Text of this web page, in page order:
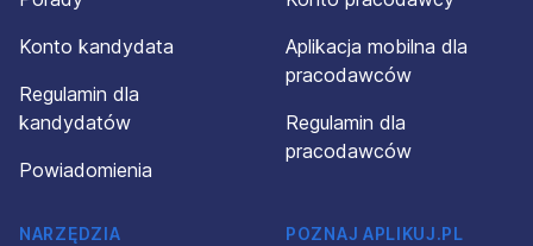
Konto kandydata
Regulamin dla
kandydatów
Powiadomienia
Aplikacja mobilna dla
pracodawców
Regulamin dla
pracodawców
NARZĘDZIA
POZNAJ APLIKUJ.PL